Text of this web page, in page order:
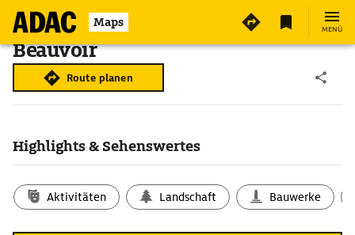
Maps MENÜ
Beauvoir
Route planen
Highlights & Sehenswertes
Aktivitäten Landschaft Bauwerke